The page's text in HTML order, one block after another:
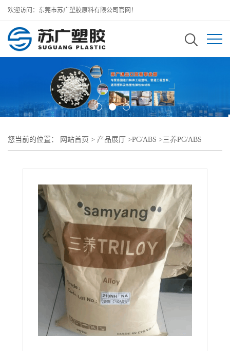
欢迎访问：东莞市苏广塑胶原料有限公司官网！
您当前的位置： 网站首页 > 产品展厅 >PC/ABS >三养PC/ABS